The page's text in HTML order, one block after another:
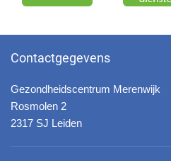
Contactgegevens
Gezondheidscentrum Merenwijk
Rosmolen 2
2317 SJ Leiden